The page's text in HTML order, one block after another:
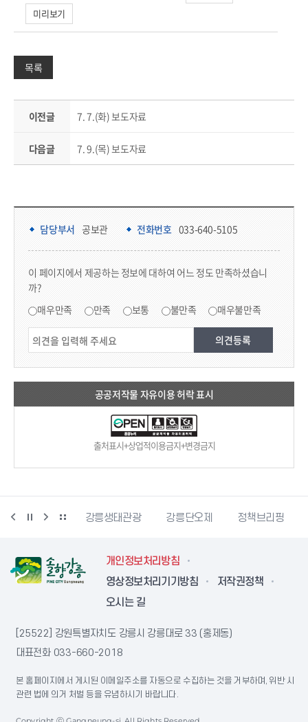
미리보기
목록
이전글 7. 7.(화) 보도자료
다음글 7. 9.(목) 보도자료
담당부서 정보 & 컨텐츠 만족도 조사 & 공공저작물 자유이용 허락 표시
담당부서 공보관 전화번호 033-640-5105
이 페이지에서 제공하는 정보에 대하여 어느 정도 만족하셨습니
까?
매우만족 만족 보통 불만족 매우불만족
공공저작물 자유이용 허락 표시
출처표시+상업적이용금지+변경금지
동물사랑센터 강릉생태관광 강릉단오제 정책브리핑
개인정보처리방침
영상정보처리기기방침
저작권정책
오시는 길
[25522] 강원특별자치도 강릉시 강릉대로 33 (홍제동)
대표전화 033-660-2018
본 홈페이지에서 게시된 이메일주소를 자동으로 수집하는 것을 거부하며, 위반 시
관련 법에 의거 처벌 등을 유념하시기 바랍니다.